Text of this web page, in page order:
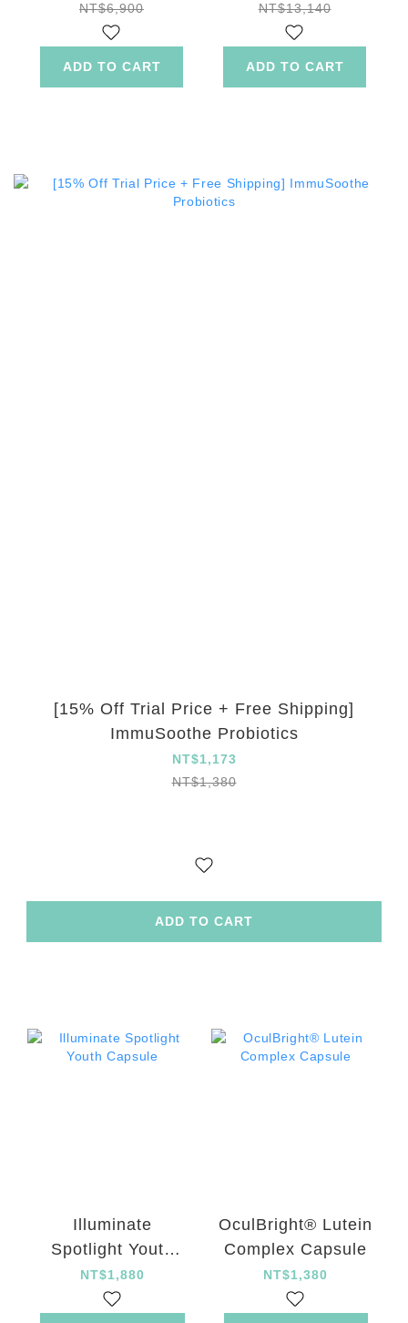
NT$6,900
ADD TO CART
NT$13,140
ADD TO CART
[15% Off Trial Price + Free Shipping]
ImmuSoothe Probiotics
NT$1,173
NT$1,380
ADD TO CART
Illuminate
Spotlight Youth
Capsule
NT$1,880
OculBright® Lutein
Complex Capsule
NT$1,380